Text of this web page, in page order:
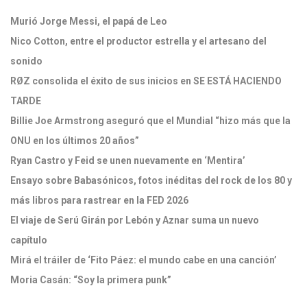
Murió Jorge Messi, el papá de Leo
Nico Cotton, entre el productor estrella y el artesano del
sonido
RØZ consolida el éxito de sus inicios en SE ESTÁ HACIENDO
TARDE
Billie Joe Armstrong aseguró que el Mundial “hizo más que la
ONU en los últimos 20 años”
Ryan Castro y Feid se unen nuevamente en ‘Mentira’
Ensayo sobre Babasónicos, fotos inéditas del rock de los 80 y
más libros para rastrear en la FED 2026
El viaje de Serú Girán por Lebón y Aznar suma un nuevo
capítulo
Mirá el tráiler de ‘Fito Páez: el mundo cabe en una canción’
Moria Casán: “Soy la primera punk”